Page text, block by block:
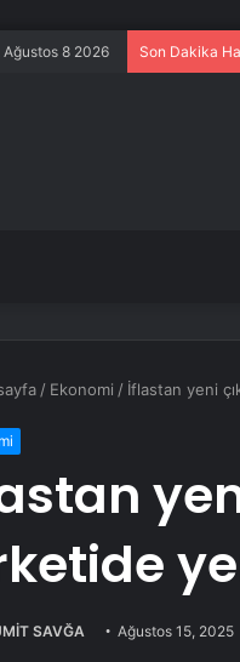
8 2026 Son Dakika
/ Ekonomi / İflastan yeni
SAVĞA Ağustos 15, 2025